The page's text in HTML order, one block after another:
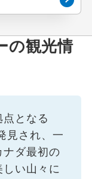
の観光情
となる
見され、一
ナダ最初の
しい山々に